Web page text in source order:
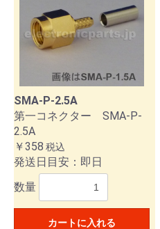
SMA-P-2.5A
第一コネクター SMA-P-
2.5A
￥358 税込
発送日目安：即日
数量
カートに入れる